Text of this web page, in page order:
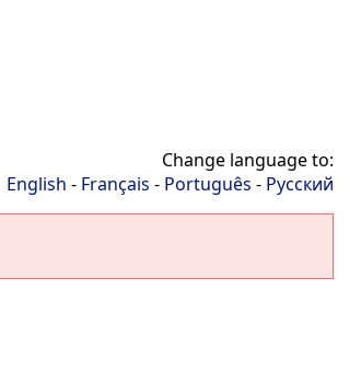
Change language to:
English - Français - Português - Русский